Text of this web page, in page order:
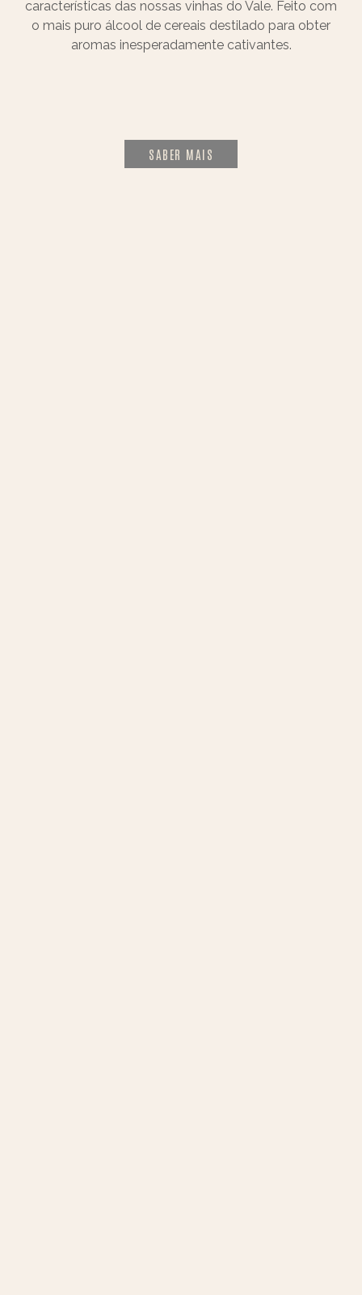
características das nossas vinhas do Vale. Feito com
o mais puro álcool de cereais destilado para obter
aromas inesperadamente cativantes.
SABER MAIS